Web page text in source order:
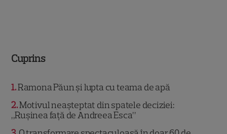
Cuprins
1 Ramona Păun și lupta cu teama de apă
2 Motivul neașteptat din spatele deciziei:
„Rușinea față de Andreea Esca”